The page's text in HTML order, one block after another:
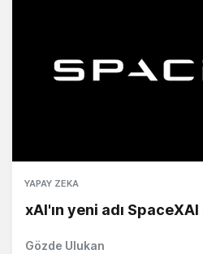
YAPAY ZEKA
xAI'ın yeni adı
Gözde Ulukan